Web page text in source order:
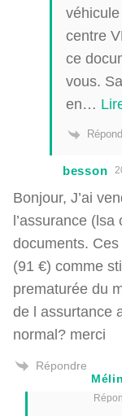
centre
ce
vous.
en…
besson
Bonjour, J’ai
l’assurance (lsa
documents.
(91 €) comme
prematurée du
de l assurtance
normal? merci
Répondre